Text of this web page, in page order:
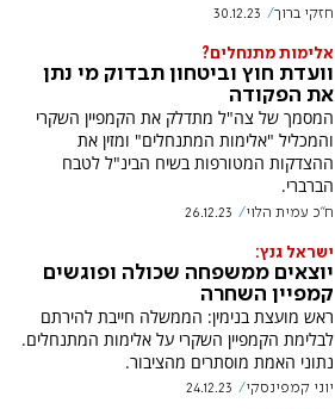
חזקי ברוך 30.12.23
אלימות מתנחלים?
וועדת חוץ וביטחון תבדוק מי נתן
את הפקודה
המסמך של צה"ל מתדלק את הקמפיין השקרי
והמכליל "אלימות המתנחלים" ומזין את
ההצדקות המטורפות בשיח הבינ"ל לטבח
הברברי.
ח"כ עמית הלוי 26.12.23
ישראל גנץ:
יוצאים ממשפחה שכולה ופוגשים
קמפיין השחרה
ראש מועצת בנימין: הממשלה חייבת להירתם
לבלימת הקמפיין השקרי על אלימות המתנחלים.
נתוני האמת מוסתרים מהציבור.
יוני קמפינסקי 24.12.23